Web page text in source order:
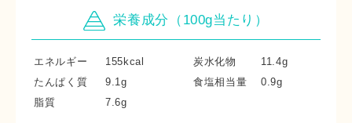
栄養成分（100g当たり）
エネルギー 155kcal 炭水化物
11.4g
たんぱく質
9.1g 食塩相当量
0.9g
脂質
7.6g